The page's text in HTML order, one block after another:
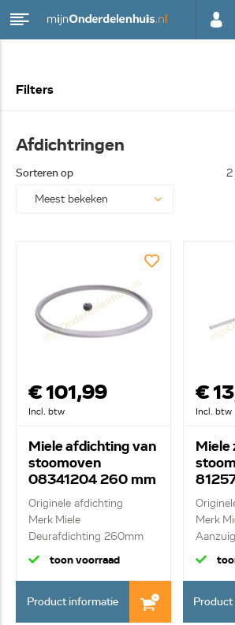
Filters
Afdichtringen
Sorteren op 2
€ 101,99
Incl. btw
Miele afdichting van
stoomoven
08341204 260 mm
Originele afdichting
Merk Miele
Deurafdichting 260mm
met v...
toon voorraad
Product informatie
€
Incl. btw
Miele
Merk